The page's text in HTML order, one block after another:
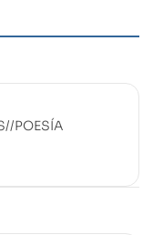
POESÍA